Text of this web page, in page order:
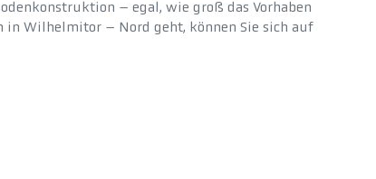
– egal, wie groß das Vorhaben
in Wilhelmitor – Nord geht, können Sie sich auf